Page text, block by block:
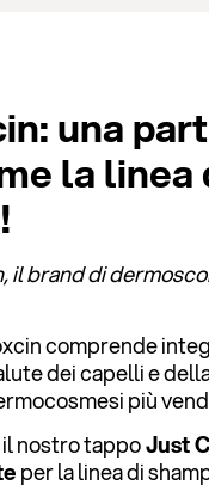
una
la linea
il brand di
comprende
dei capelli e
più
nostro tappoJust
per la linea di